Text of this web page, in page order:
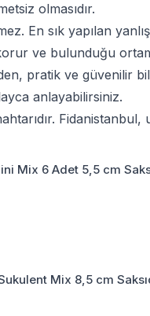
olmasıdır.
En sık yapılan
ve bulunduğu
pratik ve güvenilir
anlayabilirsiniz.
Mix 6 Adet 5,5 cm
Mix 8,5 cm